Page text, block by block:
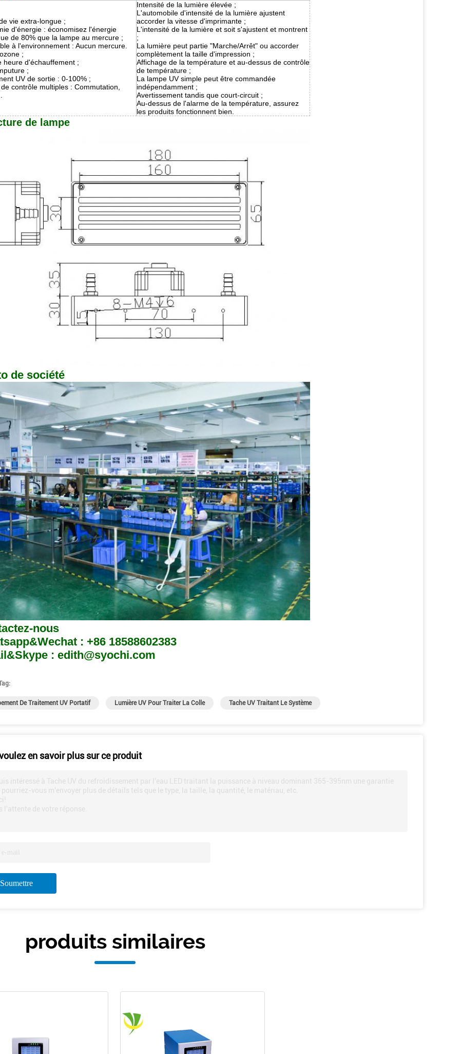
vie extra-longue ;
d'énergie : économisez l'énergie
de 80% que la lampe au mercure ;
à l'environnement : Aucun mercure.
;
heure d'échauffement ;
;
UV de sortie : 0-100% ;
contrôle multiples : Commutation,
Intensité de la lumière élevée ;
L'automobile d'intensité de la lumière ajustent
accorder la vitesse d'imprimante ;
L'intensité de la lumière et soit s'ajustent et montrent
;
La lumière peut partie "Marche/Arrêt" ou accorder
complètement la taille d'impression ;
Affichage de la température et au-dessus de contrôle
de température ;
La lampe UV simple peut être commandée
indépendamment ;
Avertissement tandis que court-circuit ;
Au-dessus de l'alarme de la température, assurez
les produits fonctionnent bien.
de lampe
de société
nous
: +86 18588602383
: edith@syochi.com
De Traitement UV Portatif Lumière UV Pour Traiter La Colle Tache UV Traitant Le Système
en savoir plus sur ce produit
intéressé à Tache UV du refroidissement par l'eau LED traitant la puissance à niveau dominant 365-395nm une garantie
vous m'envoyer plus de détails tels que le type, la taille, la quantité, le matériau, etc.
l'attente de votre réponse.
Soumettre
produits similaires